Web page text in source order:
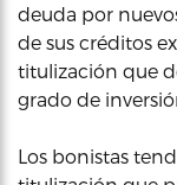
deuda por
de sus créditos
titulización que
grado de
Los bonistas